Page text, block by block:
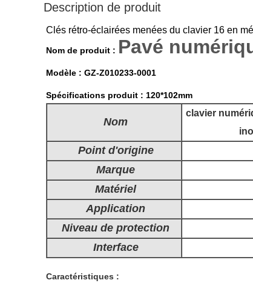
Description de produit
Clés rétro-éclairées menées du clavier 16 en
Nom de produit : Pavé
Modèle : GZ-Z010233-0001
Spécifications produit : 120*102mm
Nom
clavier
Point d'origine
Marque
Matériel
Application
Niveau de protection
Interface
Caractéristiques :